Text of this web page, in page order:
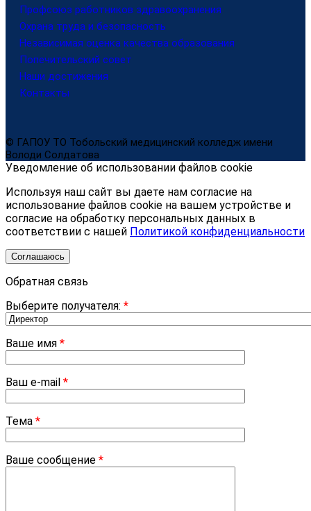
Профсоюз работников здравоохранения
Охрана труда и безопасность
Независимая оценка качества образования
Попечительский совет
Наши достижения
Контакты
© ГАПОУ ТО Тобольский медицинский колледж имени
Володи Солдатова
Уведомление об использовании файлов cookie
Используя наш сайт вы даете нам согласие на
использование файлов cookie на вашем устройстве и
согласие на обработку персональных данных в
соответствии с нашей Политикой конфиденциальности
Соглашаюсь
Обратная связь
Выберите получателя: *
Ваше имя *
Ваш e-mail *
Тема *
Ваше сообщение *